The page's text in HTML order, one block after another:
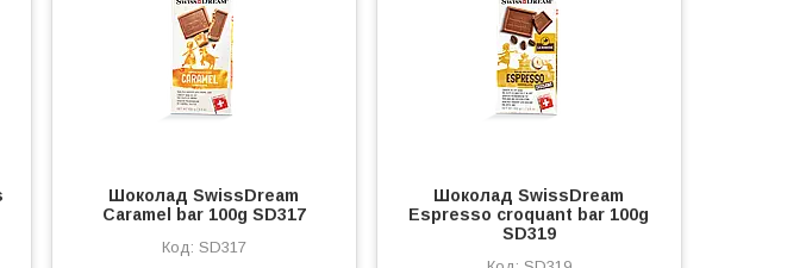
Шоколад SwissDream
Caramel bar 100g SD317
SD317
Шоколад SwissDream
Espresso croquant bar 100g
SD319